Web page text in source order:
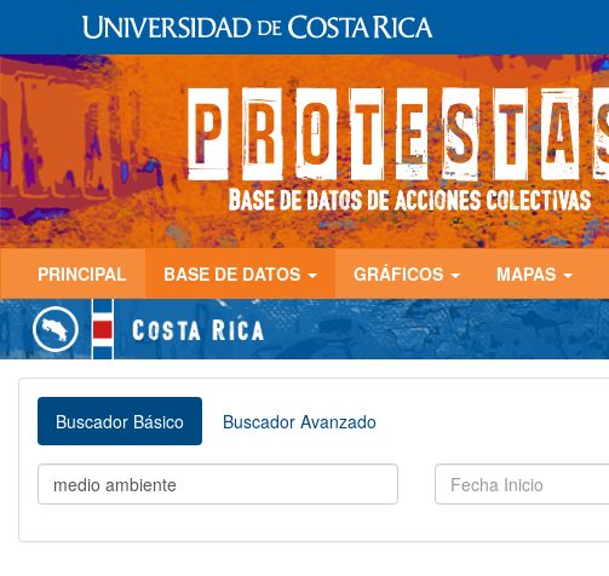
PRINCIPAL BASE DE DATOS GRÁFICOS MAPAS
Buscador Básico Buscador Avanzado